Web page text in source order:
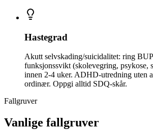
Hastegrad
Akutt selvskading/suicidalitet: ring
funksjonssvikt (skolevegring, psykose,
innen 2-4 uker. ADHD-utredning uten
ordinær. Oppgi alltid SDQ-skår.
Fallgruver
Vanlige fallgruver